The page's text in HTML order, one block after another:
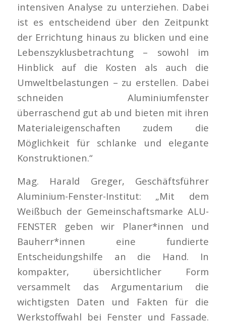
intensiven Analyse zu unterziehen. Dabei
ist es entscheidend über den Zeitpunkt
der Errichtung hinaus zu blicken und eine
Lebenszyklusbetrachtung – sowohl im
Hinblick auf die Kosten als auch die
Umweltbelastungen – zu erstellen. Dabei
schneiden Aluminiumfenster
überraschend gut ab und bieten mit ihren
Materialeigenschaften zudem die
Möglichkeit für schlanke und elegante
Konstruktionen.“
Mag. Harald Greger, Geschäftsführer
Aluminium-Fenster-Institut: „Mit dem
Weißbuch der Gemeinschaftsmarke ALU-
FENSTER geben wir Planer*innen und
Bauherr*innen eine fundierte
Entscheidungshilfe an die Hand. In
kompakter, übersichtlicher Form
versammelt das Argumentarium die
wichtigsten Daten und Fakten für die
Werkstoffwahl bei Fenster und Fassade.